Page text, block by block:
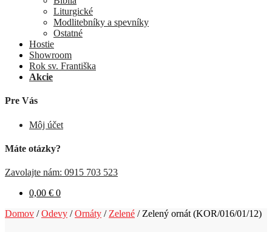
Liturgické
Modlitebníky a spevníky
Ostatné
Hostie
Showroom
Rok sv. Františka
Akcie
Pre Vás
Môj účet
Máte otázky?
Zavolajte nám: 0915 703 523
0,00 € 0
Domov /Odevy /Ornáty / Zelené / Zelený ornát (KOR/016/01/12)